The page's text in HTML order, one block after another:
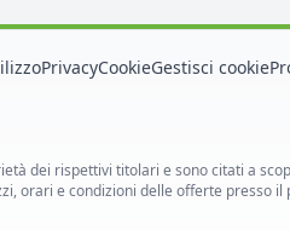
PrivacyCookieGestisci cookie
dei rispettivi titolari e sono citati a
orari e condizioni delle offerte presso il